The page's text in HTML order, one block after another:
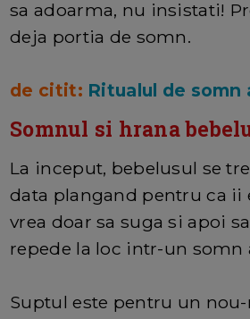
sa adoarma, nu insistati!
deja portia de somn.
de citit: Ritualul de somn
Somnul si hrana
La inceput, bebelusul se
data plangand pentru ca ii
vrea doar sa suga si apoi
repede la loc intr-un somn
Suptul este pentru un